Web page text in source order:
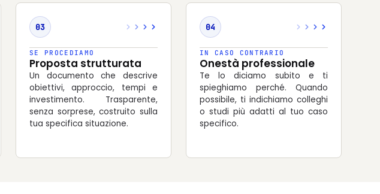
03
SE PROCEDIAMO
Proposta strutturata
Un documento che descrive
obiettivi, approccio, tempi e
investimento. Trasparente,
senza sorprese, costruito sulla
tua specifica situazione.
04
IN CASO CONTRARIO
Onestà professionale
Te lo diciamo subito e ti
spieghiamo perché. Quando
possibile, ti indichiamo colleghi
o studi più adatti al tuo caso
specifico.